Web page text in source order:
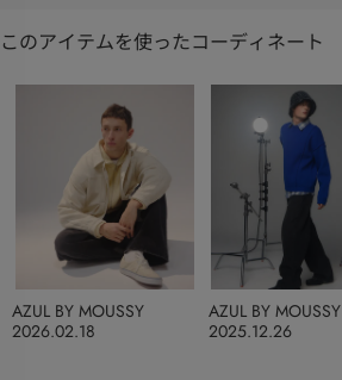
このアイテムを使ったコーディネート
2026.02.18
AZUL BY MOUSSY
2025.12.26
AZUL BY MOUSSY